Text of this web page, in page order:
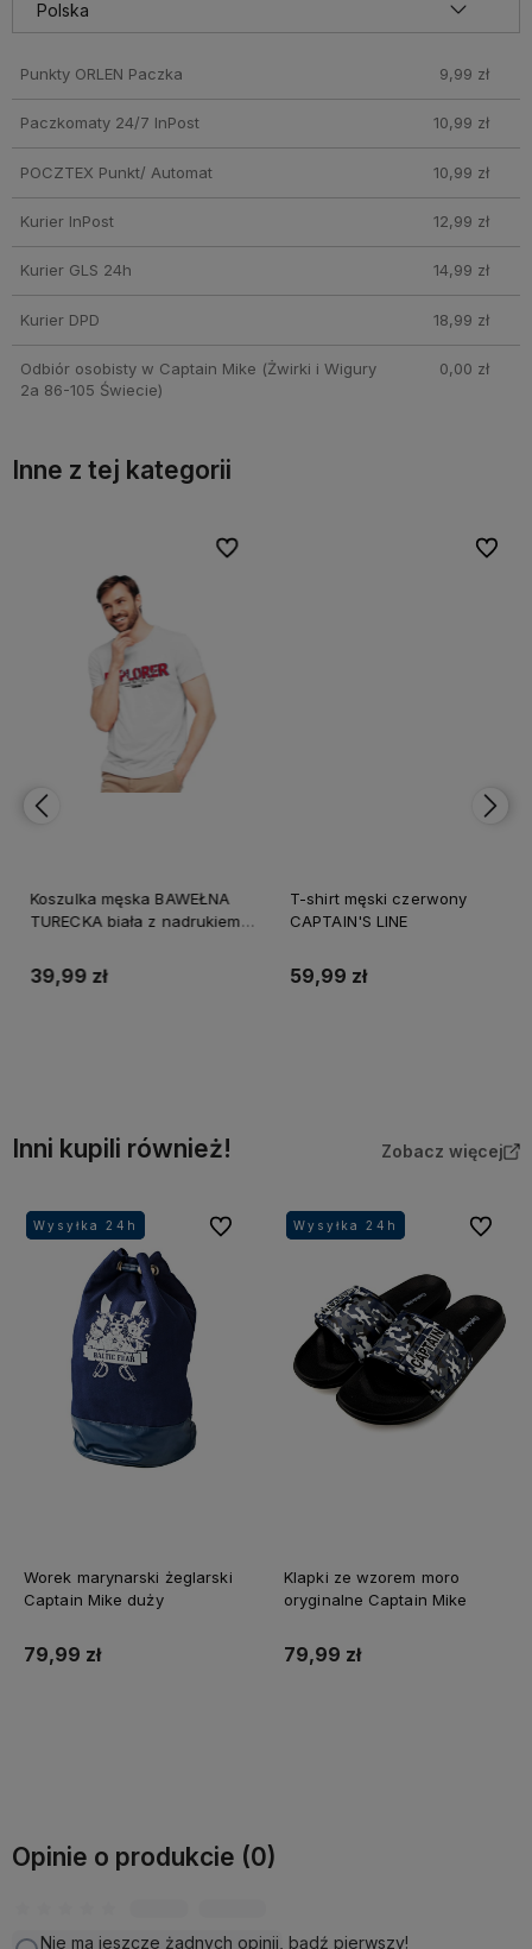
pobraniowych mogą być droższe
Punkty ORLEN Paczka 9,99 zł
Paczkomaty 24/7 InPost 10,99 zł
POCZTEX Punkt/ Automat 10,99 zł
Kurier InPost 12,99 zł
Kurier GLS 24h 14,99 zł
Kurier DPD 18,99 zł
Odbiór osobisty w Captain Mike (Żwirki i Wigury
2a 86-105 Świecie)
0,00 zł
Inne z tej kategorii
Koszulka męska BAWEŁNA
TURECKA biała z nadrukiem,
39,99 zł
Do ulubionych
Do ulubionych
T-shirt męski czerwony
CAPTAIN'S LINE
59,99 zł
Do
Do
Inni kupili również! Zobacz więcej
Wysyłka 24h
Wysyłka 24h
Worek marynarski żeglarski
Captain Mike duży
79,99 zł
Do ulubionychWysyłka 24h
Wysyłka 24h
Klapki ze wzorem moro
oryginalne Captain Mike
79,99 zł
Do
Opinie o produkcie (0)
Nie ma jeszcze żadnych opinii, bądź pierwszy!